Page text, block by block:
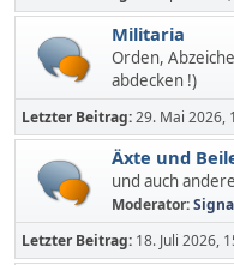
Militaria
Orden,
abdecken !)
Letzter Beitrag:29. Mai 2026,
Äxte und
und auch
Moderator:
Letzter Beitrag: 18. Juli 2026,